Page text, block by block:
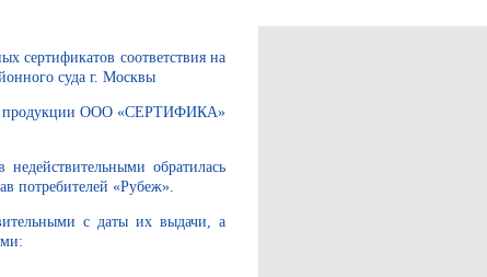
сертификатов соответствия на
суда г. Москвы
продукции ООО «СЕРТИФИКА»
обратилась
потребителей «Рубеж».
с даты их выдачи, а